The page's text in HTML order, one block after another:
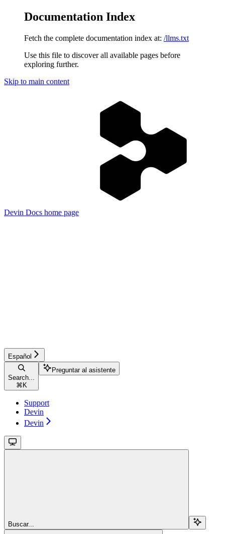
Documentation Index
Fetch the complete documentation index at: /llms.txt
Use this file to discover all available pages before
exploring further.
Skip to main content
Devin Docs home page
Español
Search...
⌘ K
Preguntar al asistente
Support
Devin
Devin
Buscar...